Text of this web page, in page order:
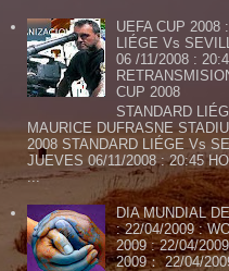
UEFA CUP 2008
LIÉGE Vs
06 /11/2008 :
CUP 2008
STANDARD
MAURICE DUFRASNE
2008 STANDARD LIÉGE Vs
JUEVES 06/11/2008 : 20:45
...
DIA MUNDIAL
: 22/04/2009 :
2009 : 22/04/
2009： 22/04/